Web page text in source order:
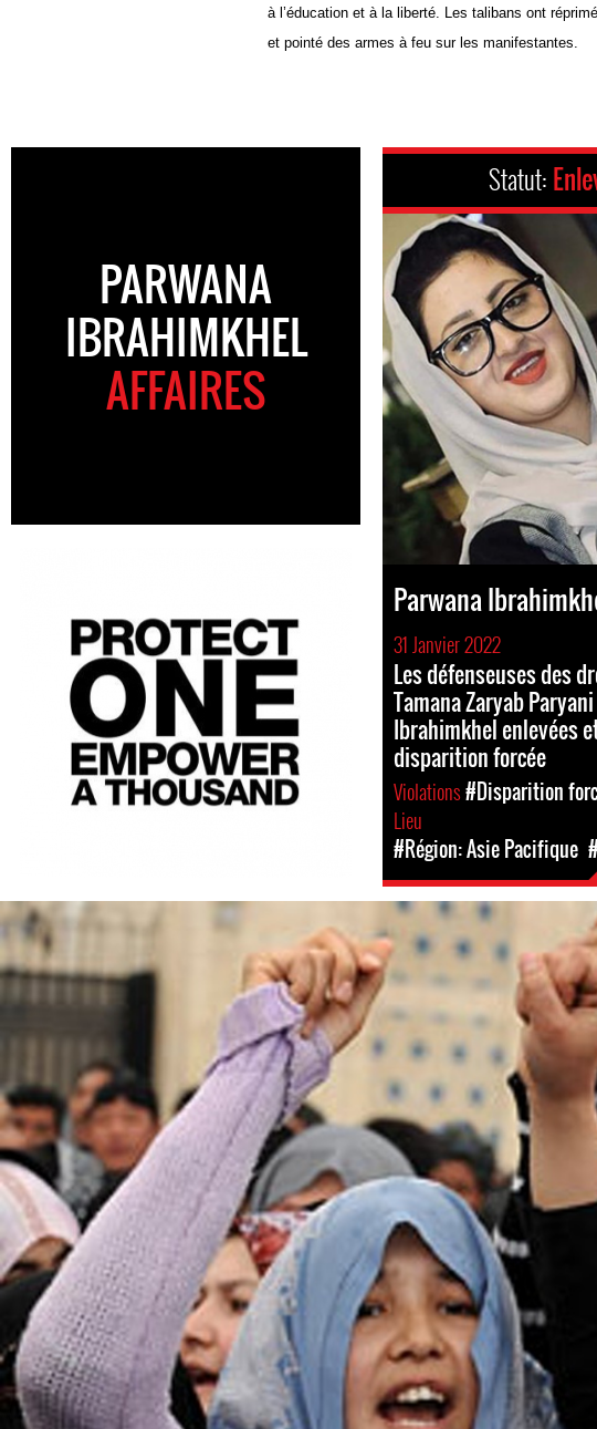
à l’éducation et à la liberté. Les talibans ont
et pointé des armes à feu sur les manifestantes.
PARWANA
IBRAHIMKHEL
AFFAIRES
Statut:
Parwana
31 Janvier 2022
Les défenseuses des
Tamana Zaryab
Ibrahimkhel enlevées
disparition forcée
Violations#Disparition
Lieu
#Région: Asie Pacifique
#Afghanistan-
women-
context.jpg